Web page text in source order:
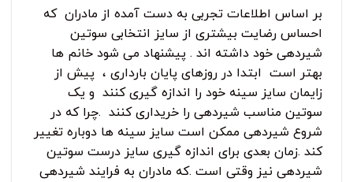
بر اساس اطلاعات تجربی به دست آمده از مادران که
احساس رضایت بیشتری از سایز انتخابی سوتین
شیردهی خود داشته اند . پیشنهاد می شود خانم ها
بهتر است ابتدا در روزهای پایان بارداری ، پیش از
زایمان سایز سینه خود را اندازه گیری کنند و یک
سوتین مناسب شیردهی را خریداری کنند .چرا که در
شروع شیردهی ممکن است سایز سینه ها دوباره تغییر
کند .زمان بعدی برای اندازه گیری سایز درست سوتین
شیردهی نیز وقتی است .که مادران به فرایند شیردهی